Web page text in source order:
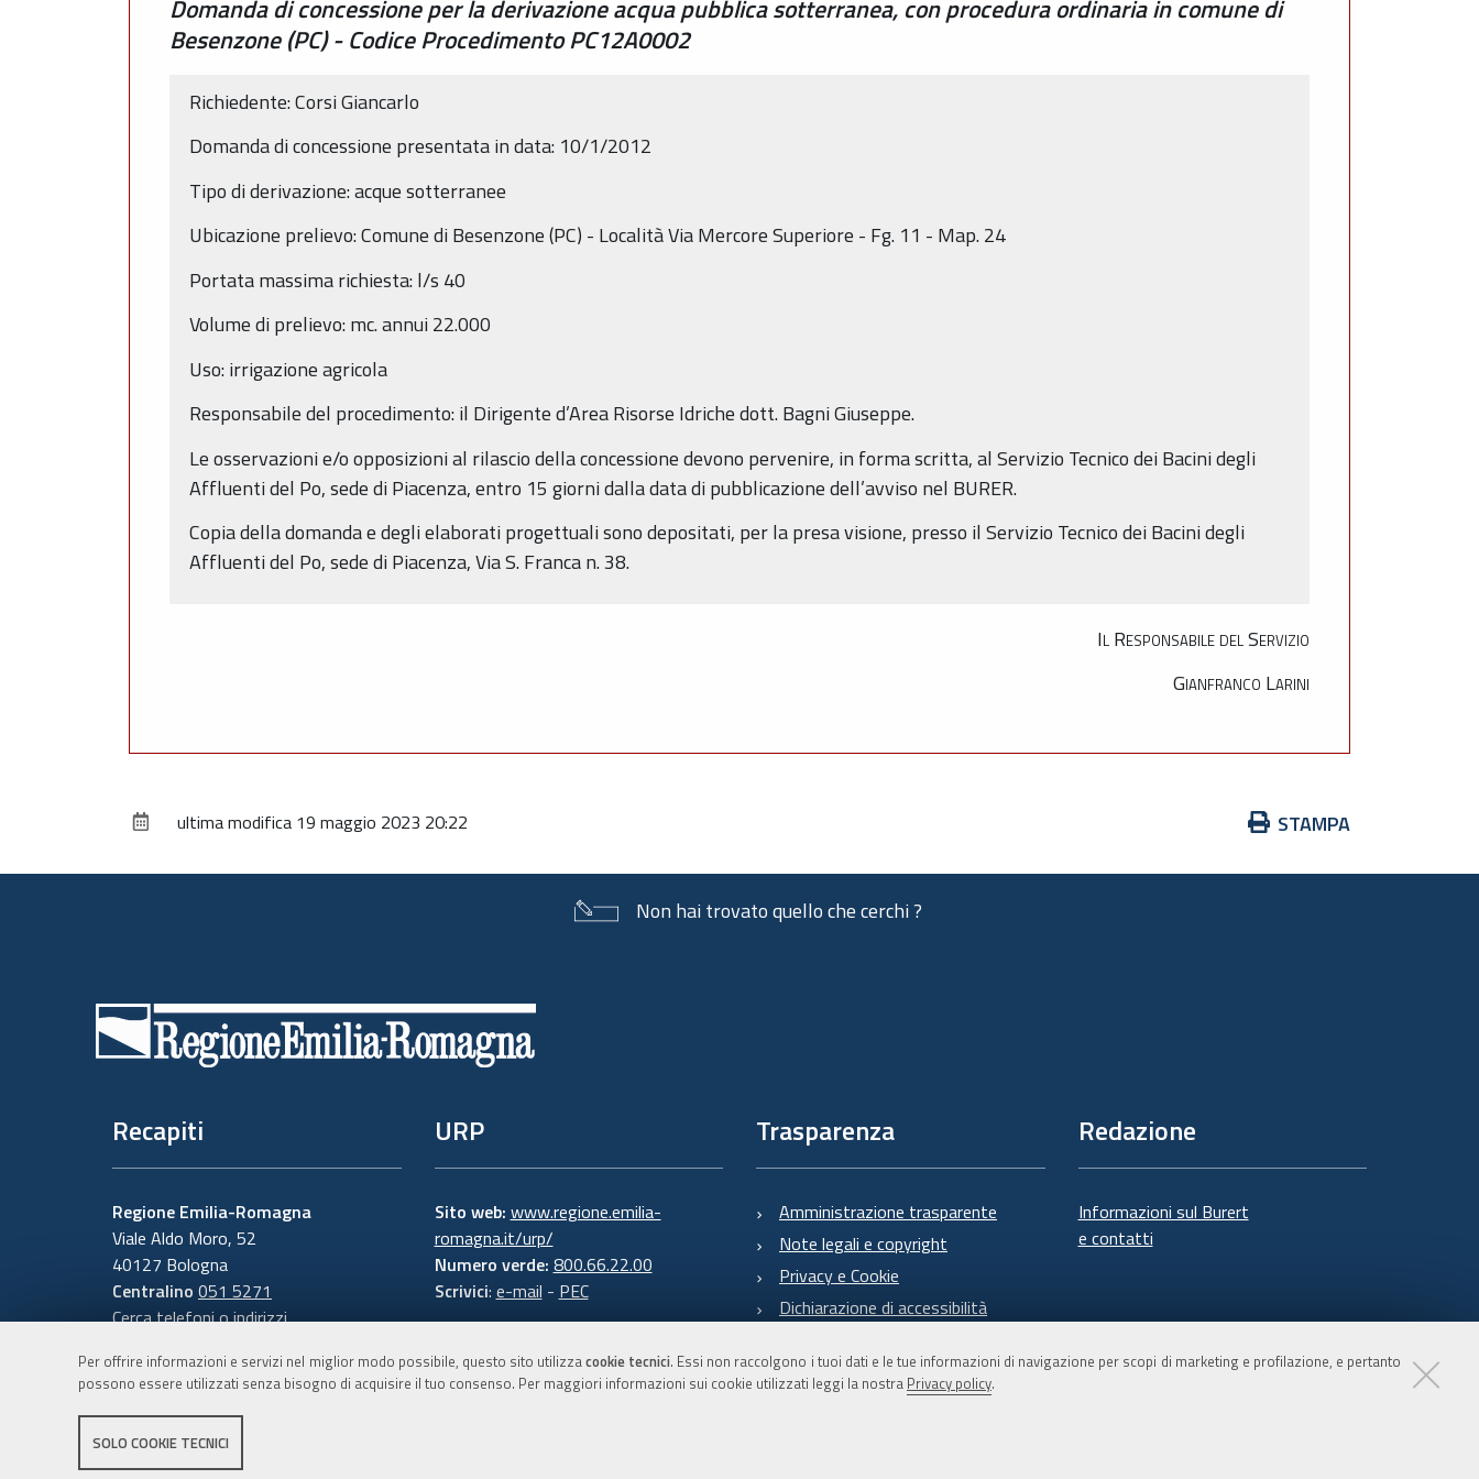
Per offrire informazioni e servizi nel miglior modo possibile, questo sito utilizzacookie tecnici. Essi non raccolgono i tuoi dati e le tue informazioni di navigazione per scopi di marketing e profilazione, e pertanto
possono essere utilizzati senza bisogno di acquisire il tuo consenso. Per maggiori informazioni sui cookie utilizzati leggi la nostra Privacy policy.
SOLO COOKIE TECNICI
Domanda di concessione per la derivazione acqua pubblica sotterranea, con procedura ordinaria in comune di
Besenzone (PC) - Codice Procedimento PC12A0002
Richiedente: Corsi Giancarlo
Domanda di concessione presentata in data: 10/1/2012
Tipo di derivazione: acque sotterranee
Ubicazione prelievo: Comune di Besenzone (PC) - Località Via Mercore Superiore - Fg. 11 - Map. 24
Portata massima richiesta: l/s 40
Volume di prelievo: mc. annui 22.000
Uso: irrigazione agricola
Responsabile del procedimento: il Dirigente d’Area Risorse Idriche dott. Bagni Giuseppe.
Le osservazioni e/o opposizioni al rilascio della concessione devono pervenire, in forma scritta, al Servizio Tecnico dei Bacini degli
Affluenti del Po, sede di Piacenza, entro 15 giorni dalla data di pubblicazione dell’avviso nel BURER.
Copia della domanda e degli elaborati progettuali sono depositati, per la presa visione, presso il Servizio Tecnico dei Bacini degli
Affluenti del Po, sede di Piacenza, Via S. Franca n. 38.
Il Responsabile del Servizio
Gianfranco Larini
Azioni
documento
STAMPA
ultima modifica 19 maggio 2023 20:22
Non hai trovato quello che cerchi ?
Recapiti
Regione Emilia-Romagna
Viale Aldo Moro, 52
40127 Bologna
Centralino 051 5271
Cerca telefoni o indirizzi
URP
Sito web: www.regione.emilia-
romagna.it/urp/
Numero verde: 800.66.22.00
Scrivici: e-mail - PEC
Trasparenza
Amministrazione trasparente
Note legali e copyright
Privacy e Cookie
Dichiarazione di accessibilità
Redazione
Informazioni sul Burert
e contatti